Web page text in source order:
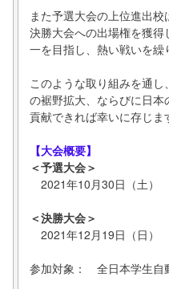
また予選大会の上位進出
決勝大会への出場権を獲
一を目指し、熱い戦いを繰
このような取り組みを通
の裾野拡大、ならびに日
貢献できれば幸いに存じま
【大会概要】
＜予選大会＞
2021年10月30日（土）
＜決勝大会＞
2021年12月19日（日）
参加対象： 全日本学生自